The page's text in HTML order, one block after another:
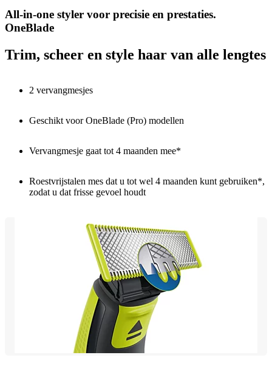
All-in-one styler voor precisie en prestaties.
OneBlade
Trim, scheer en style haar van alle lengtes
2 vervangmesjes
Geschikt voor OneBlade (Pro) modellen
Vervangmesje gaat tot 4 maanden mee*
Roestvrijstalen mes dat u tot wel 4 maanden kunt gebruiken*,
zodat u dat frisse gevoel houdt